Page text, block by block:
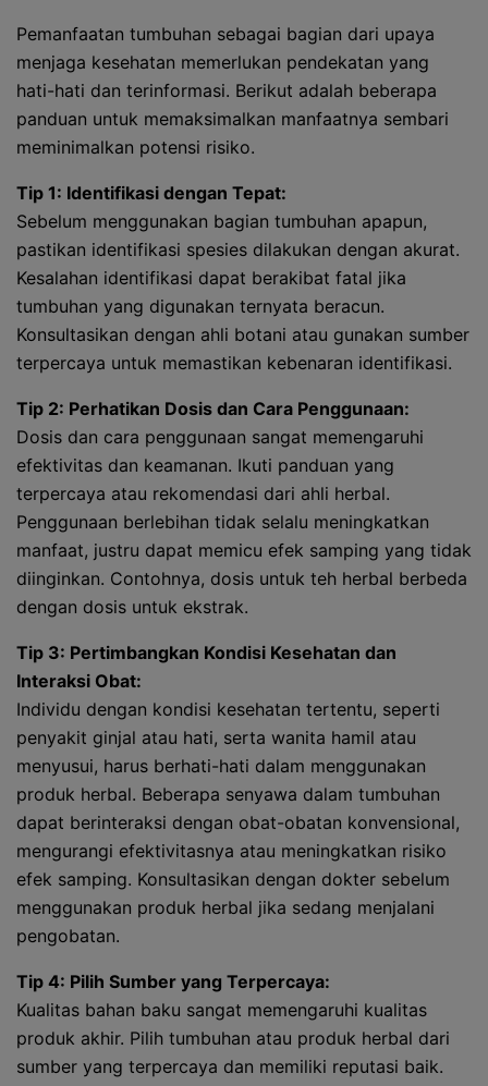
Pemanfaatan tumbuhan sebagai bagian dari upaya
menjaga kesehatan memerlukan pendekatan yang
hati-hati dan terinformasi. Berikut adalah beberapa
panduan untuk memaksimalkan manfaatnya sembari
meminimalkan potensi risiko.
Tip 1: Identifikasi dengan Tepat:
Sebelum menggunakan bagian tumbuhan apapun,
pastikan identifikasi spesies dilakukan dengan akurat.
Kesalahan identifikasi dapat berakibat fatal jika
tumbuhan yang digunakan ternyata beracun.
Konsultasikan dengan ahli botani atau gunakan sumber
terpercaya untuk memastikan kebenaran identifikasi.
Tip 2: Perhatikan Dosis dan Cara Penggunaan:
Dosis dan cara penggunaan sangat memengaruhi
efektivitas dan keamanan. Ikuti panduan yang
terpercaya atau rekomendasi dari ahli herbal.
Penggunaan berlebihan tidak selalu meningkatkan
manfaat, justru dapat memicu efek samping yang tidak
diinginkan. Contohnya, dosis untuk teh herbal berbeda
dengan dosis untuk ekstrak.
Tip 3: Pertimbangkan Kondisi Kesehatan dan
Interaksi Obat:
Individu dengan kondisi kesehatan tertentu, seperti
penyakit ginjal atau hati, serta wanita hamil atau
menyusui, harus berhati-hati dalam menggunakan
produk herbal. Beberapa senyawa dalam tumbuhan
dapat berinteraksi dengan obat-obatan konvensional,
mengurangi efektivitasnya atau meningkatkan risiko
efek samping. Konsultasikan dengan dokter sebelum
menggunakan produk herbal jika sedang menjalani
pengobatan.
Tip 4: Pilih Sumber yang Terpercaya:
Kualitas bahan baku sangat memengaruhi kualitas
produk akhir. Pilih tumbuhan atau produk herbal dari
sumber yang terpercaya dan memiliki reputasi baik.